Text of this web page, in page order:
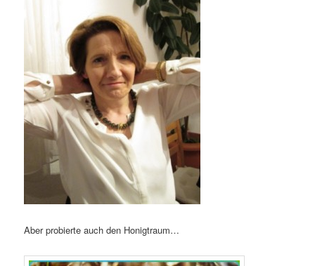
Aber probierte auch den Honigtraum…